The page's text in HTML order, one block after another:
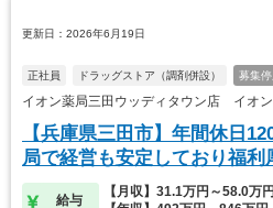
更新日：2026年6月19日
正社員 ドラッグストア（調剤併設） 募集停
イオン薬局三田ウッディタウン店 イオ
【兵庫県三田市】年間休日
局で経営も安定しており福利
給与
【月収】31.1万円～58.0万円